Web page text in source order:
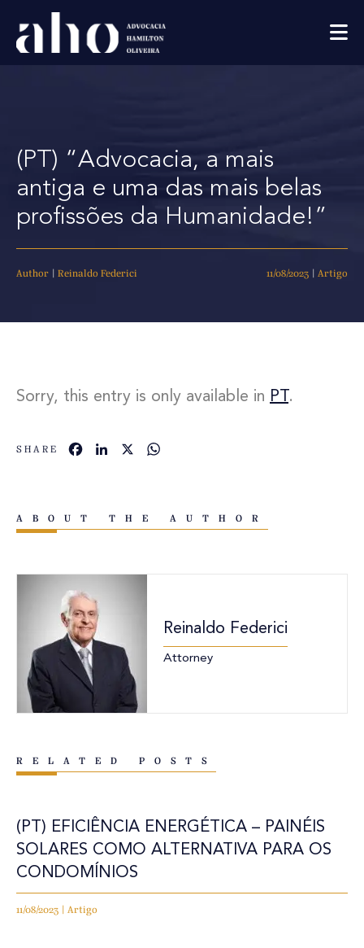
(PT) “Advocacia, a mais
antiga e uma das mais belas
profissões da Humanidade!”
Author | Reinaldo Federici 11/08/2023 | Artigo
Sorry, this entry is only available in PT .
SHARE FacebookLinkedIn
ABOUT THE AUTHOR
Reinaldo Federici
Attorney
RELATED POSTS
(PT) EFICIÊNCIA ENERGÉTICA – PAINÉIS
SOLARES COMO ALTERNATIVA PARA OS
CONDOMÍNIOS
11/08/2023 | Artigo